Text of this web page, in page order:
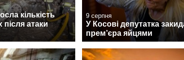
кількість
атаки
9 серпня
У Косові депутатка
прем’єра яйцями